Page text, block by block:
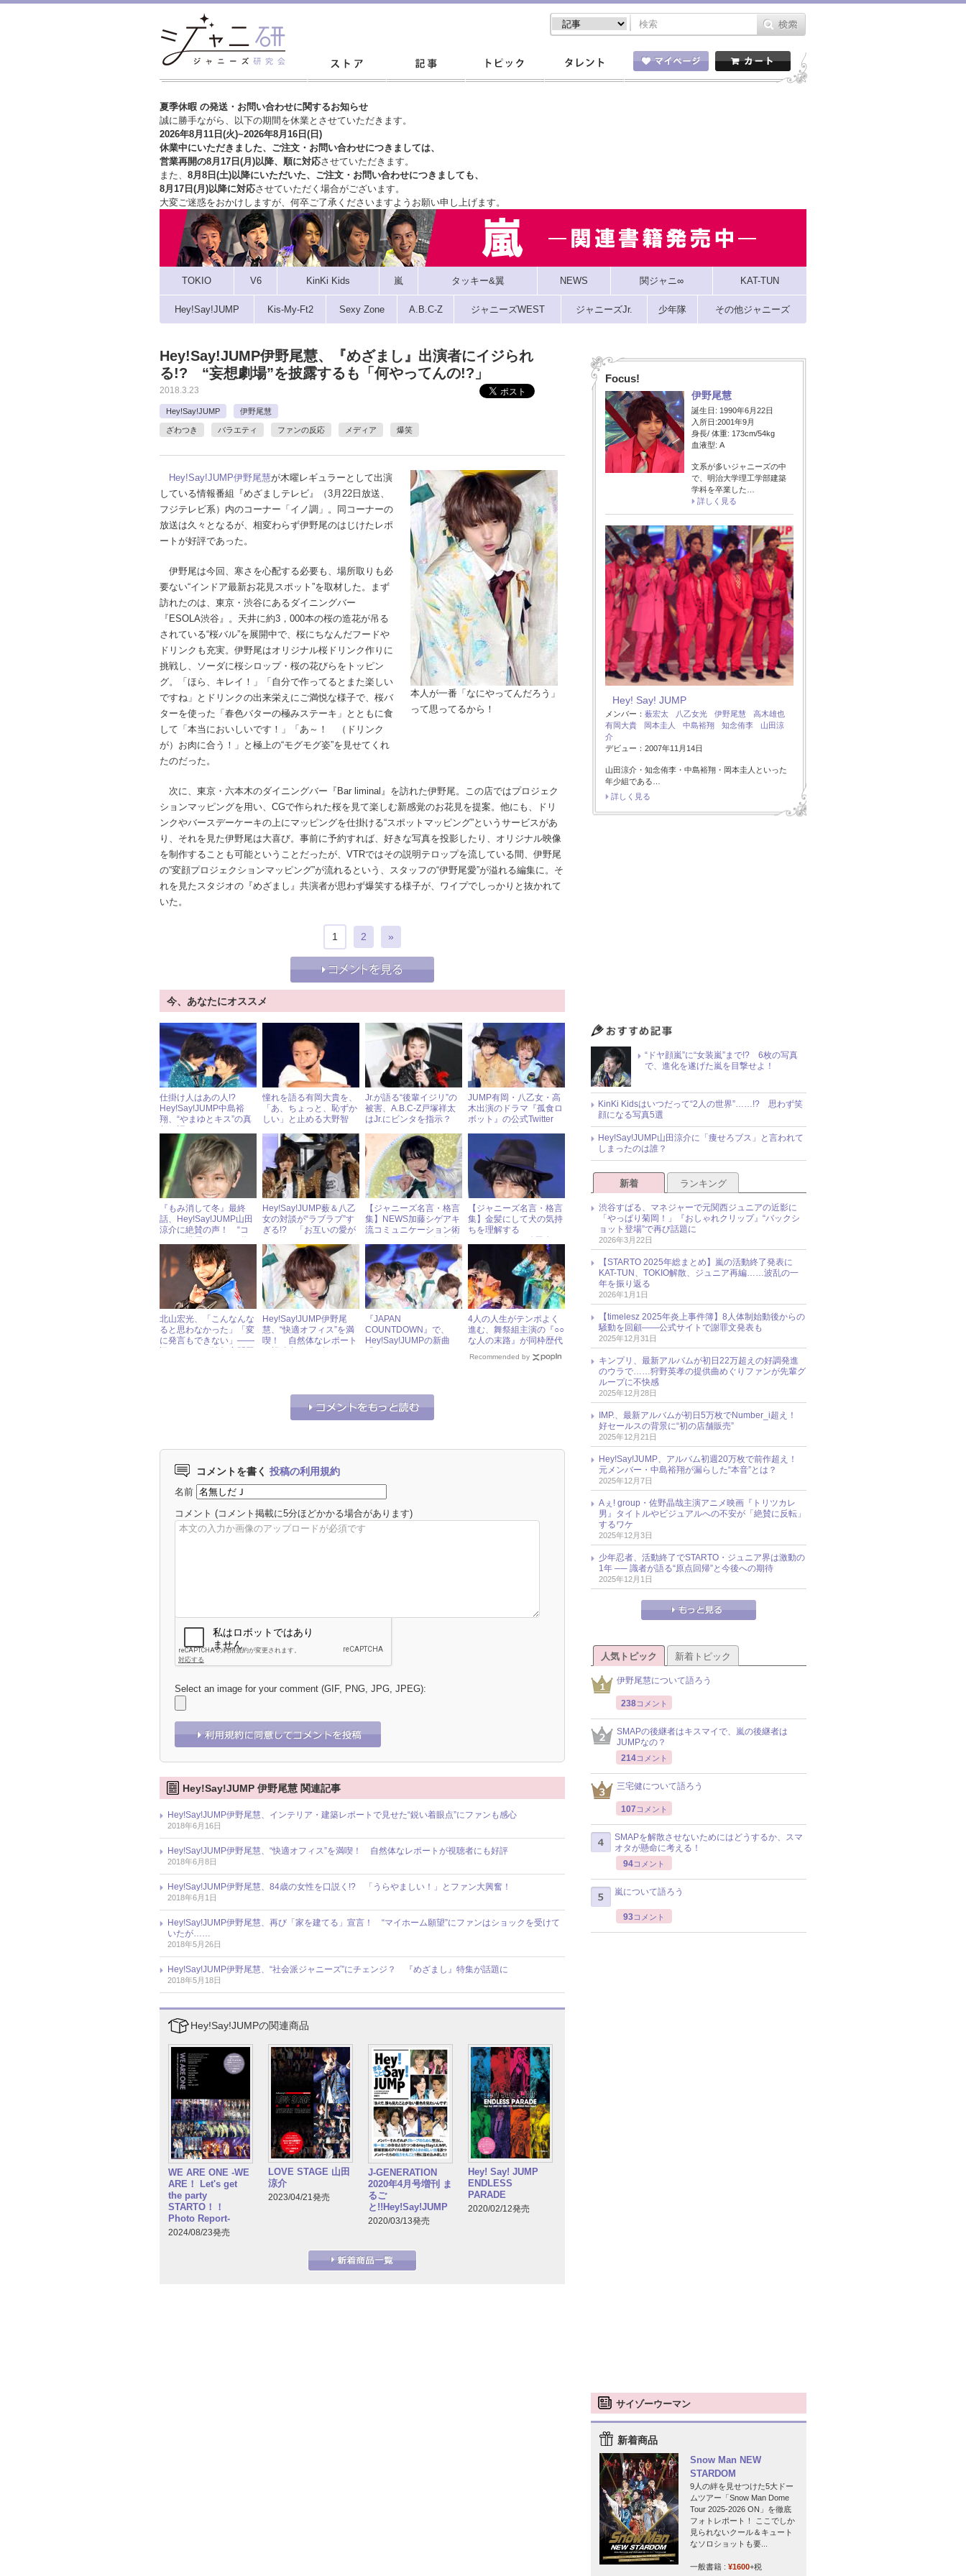
夏季休暇 の発送・お問い合わせに関するお知らせ
誠に勝手ながら、以下の期間を休業とさせていただきます。
2026年8月11日(火)~2026年8月16日(日)
休業中にいただきました、ご注文・お問い合わせにつきましては、
営業再開の8月17日(月)以降、順に対応させていただきます。
また、 8月8日(土)以降にいただいた、ご注文・ お問い合わせにつきましても、
8月17日(月)以降に対応させていただく場合がございます。
大変ご迷惑をおかけしますが、 何卒ご了承くださいますようお願い申し上げます。
TOKIO V6 KinKi Kids 嵐 タッキー&翼 NEWS 関ジャニ∞ KAT-TUN
Hey!Say!JUMP Kis-My-Ft2 Sexy Zone A.B.C-Z ジャニーズWEST ジャニーズJr. 少年隊 その他ジャニーズ
Hey!Say!JUMP伊野尾慧、『めざまし』出演者にイジられ
る!? “妄想劇場”を披露するも「何やってんの!?」
2018.3.23
Hey!Say!JUMP 伊野尾慧
ざわつき バラエティ ファンの反応 メディア 爆笑
本人が一番「なにやってんだろう」
って思ってるから！
Hey!Say!JUMP伊野尾慧が木曜レギュラーとして出演
している情報番組『めざましテレビ』（3月22日放送、
フジテレビ系）内のコーナー「イノ調」。同コーナーの
放送は久々となるが、相変わらず伊野尾のはじけたレポ
ートが好評であった。
伊野尾は今回、寒さを心配する必要も、場所取りも必
要ない“インドア最新お花見スポット”を取材した。まず
訪れたのは、東京・渋谷にあるダイニングバー
『ESOLA渋谷』。天井に約3，000本の桜の造花が吊る
されている“桜バル”を展開中で、桜にちなんだフードや
ドリンクも充実。伊野尾はオリジナル桜ドリンク作りに
挑戦し、ソーダに桜シロップ・桜の花びらをトッピン
グ。「ほら、キレイ！」「自分で作ってるとまた楽しい
ですね」とドリンクの出来栄えにご満悦な様子で、桜バ
ターを使った「春色バターの極みステーキ」とともに食
して「本当においしいです！」「あ～！ （ドリンク
が）お肉に合う！」と極上の“モグモグ姿”を見せてくれ
たのだった。
次に、東京・六本木のダイニングバー『Bar liminal』を訪れた伊野尾。この店ではプロジェク
ションマッピングを用い、CGで作られた桜を見て楽しむ新感覚のお花見を提案。他にも、ドリ
ンクやバースデーケーキの上にマッピングを仕掛ける“スポットマッピング”というサービスがあ
り、それを見た伊野尾は大喜び。事前に予約すれば、好きな写真を投影したり、オリジナル映像
を制作することも可能ということだったが、VTRではその説明テロップを流している間、伊野尾
の“変顔プロジェクションマッピング”が流れるという、スタッフの“伊野尾愛”が溢れる編集に。そ
れを見たスタジオの『めざまし』共演者が思わず爆笑する様子が、ワイプでしっかりと抜かれて
いた。
1 2 »
今、あなたにオススメ
仕掛け人はあの人!?
Hey!Say!JUMP中島裕
翔、“やまゆとキス”の真
憧れを語る有岡大貴を、
「あ、ちょっと、恥ずか
しい」と止める大野智
Jr.が語る“後輩イジリ”の
被害、A.B.C-Z戸塚祥太
はJr.にビンタを指示？
JUMP有岡・八乙女・高
木出演のドラマ『孤食ロ
ボット』の公式Twitter
『もみ消して冬』最終
話、Hey!Say!JUMP山田
涼介に絶賛の声！ “コ
表作に？
Hey!Say!JUMP薮＆八乙
女の対談が“ラブラブ”す
ぎる!? 「お互いの愛が
悶絶
【ジャニーズ名言・格言
集】NEWS加藤シゲアキ
流コミュニケーション術
李が語る男友達のよさ
【ジャニーズ名言・格言
集】金髪にして犬の気持
ちを理解する
KAT-TUN亀梨はもうモテ
たくない!?
北山宏光、「こんなんな
ると思わなかった」「変
に発言もできない」――
Hey!Say!JUMP伊野尾
慧、“快適オフィス”を満
喫！ 自然体なレポート
『JAPAN
COUNTDOWN』で、
Hey!Say!JUMPの新曲
4人の人生がテンポよく
進む、舞祭組主演の『○○
な人の末路』が同枠歴代
Recommended by
コメントを書く 投稿の利用規約
名前
コメント (コメント掲載に5分ほどかかる場合があります)
Select an image for your comment (GIF, PNG, JPG, JPEG):
Hey!Say!JUMP 伊野尾慧 関連記事
Hey!Say!JUMP伊野尾慧、インテリア・建築レポートで見せた“鋭い着眼点”にファンも感心
2018年6月16日
Hey!Say!JUMP伊野尾慧、“快適オフィス”を満喫！ 自然体なレポートが視聴者にも好評
2018年6月8日
Hey!Say!JUMP伊野尾慧、84歳の女性を口説く!? 「うらやましい！」とファン大興奮！
2018年6月1日
Hey!Say!JUMP伊野尾慧、再び「家を建てる」宣言！ “マイホーム願望”にファンはショックを受けて
いたが……
2018年5月26日
Hey!Say!JUMP伊野尾慧、“社会派ジャニーズ”にチェンジ？ 『めざまし』特集が話題に
2018年5月18日
Hey!Say!JUMPの関連商品
WE ARE ONE -WE
ARE！ Let's get
the party
STARTO！！
Photo Report-
2024/08/23発売
LOVE STAGE 山田
涼介
2023/04/21発売
J-GENERATION
2020年4月号増刊 ま
るご
と!!Hey!Say!JUMP
2020/03/13発売
Hey! Say! JUMP
ENDLESS
PARADE
2020/02/12発売
Focus!
伊野尾慧
誕生日: 1990年6月22日
入所日:2001年9月
身長/ 体重: 173cm/54kg
血液型: A
文系が多いジャニーズの中
で、明治大学理工学部建築
学科を卒業した…
詳しく見る
Hey! Say! JUMP
メンバー： 薮宏太 八乙女光 伊野尾慧
高木雄也
有岡大貴
岡本圭人 中島裕翔 知念侑李
山田涼
介
デビュー：2007年11月14日
山田涼介・知念侑李・中島裕翔・岡本圭人といった
年少組である…
詳しく見る
“ドヤ顔嵐”に“女装嵐”まで!? 6枚の写真
で、進化を遂げた嵐を目撃せよ！
KinKi Kidsはいつだって“2人の世界”……!? 思わず笑
顔になる写真5選
Hey!Say!JUMP山田涼介に「痩せろブス」と言われて
しまったのは誰？
新着 ランキング
渋谷すばる、マネジャーで元関西ジュニアの近影に
「やっぱり菊岡！」『おしゃれクリップ』“バックシ
ョット登場”で再び話題に
2026年3月22日
【STARTO 2025年総まとめ】嵐の活動終了発表に
KAT-TUN、TOKIO解散、ジュニア再編……波乱の一
年を振り返る
2026年1月1日
【timelesz 2025年炎上事件簿】8人体制始動後からの
騒動を回顧――公式サイトで謝罪文発表も
2025年12月31日
キンプリ、最新アルバムが初日22万超えの好調発進
のウラで……狩野英孝の提供曲めぐりファンが先輩グ
ループに不快感
2025年12月28日
IMP.、最新アルバムが初日5万枚でNumber_i超え！
好セールスの背景に“初の店舗販売”
2025年12月21日
Hey!Say!JUMP、アルバム初週20万枚で前作超え！
元メンバー・中島裕翔が漏らした“本音”とは？
2025年12月7日
Aぇ! group・佐野晶哉主演アニメ映画『トリツカレ
男』タイトルやビジュアルへの不安が「絶賛に反転」
するワケ
2025年12月3日
少年忍者、活動終了でSTARTO・ジュニア界は激動の
1年 ── 識者が語る“原点回帰”と今後への期待
2025年12月1日
人気トピック 新着トピック
伊野尾慧について語ろう
238コメント
SMAPの後継者はキスマイで、嵐の後継者は
JUMPなの？
214コメント
三宅健について語ろう
107 コメント
SMAPを解散させないためにはどうするか、スマ
オタが懸命に考える！
94コメント
嵐について語ろう
93コメント
サイゾーウーマン
新着商品
Snow Man NEW
STARDOM
9人の絆を見せつけた5大ドー
ムツアー「Snow Man Dome
Tour 2025-2026 ON」を徹底
フォトレポート！ ここでしか
見られないクール＆キュート
なソロショットも要...
一般書籍 : ¥1600+税